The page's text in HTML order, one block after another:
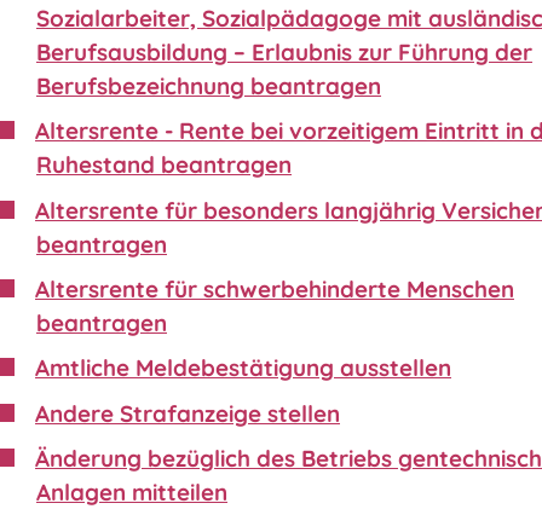
Sozialarbeiter, Sozialpädagoge mit
Berufsausbildung – Erlaubnis zur Führung der
Berufsbezeichnung beantragen
Altersrente - Rente bei vorzeitigem Eintritt in
Ruhestand beantragen
Altersrente für besonders langjährig
beantragen
Altersrente für schwerbehinderte Menschen
beantragen
Amtliche Meldebestätigung ausstellen
Andere Strafanzeige stellen
Änderung bezüglich des Betriebs
Anlagen mitteilen